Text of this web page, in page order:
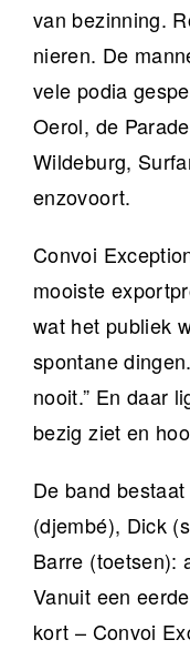
van bezinning.
nieren. De
vele podia
Oerol, de
Wildeburg,
enzovoort.
Convoi
mooiste
wat het publiek
spontane
nooit.” En daar
bezig ziet en
De band
(djembé), Dick
Barre (toetsen):
Vanuit een
kort – Convoi